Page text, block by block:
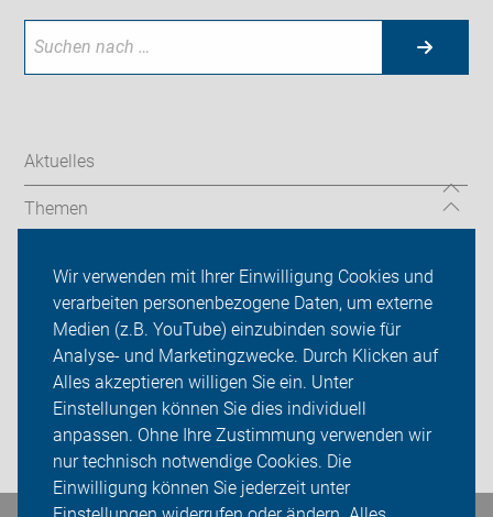
Wir verwenden mit Ihrer Einwilligung Cookies und
verarbeiten personenbezogene Daten, um externe
Medien (z.B. YouTube) einzubinden sowie für
Analyse- und Marketingzwecke. Durch Klicken auf
Alles akzeptieren willigen Sie ein. Unter
Einstellungen können Sie dies individuell
anpassen. Ohne Ihre Zustimmung verwenden wir
nur technisch notwendige Cookies. Die
Einwilligung können Sie jederzeit unter
Aktuelles
Themen
Über uns
Sei dabei
Presse
Login